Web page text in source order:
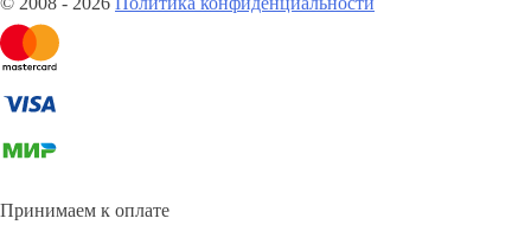
Принимаем к оплате